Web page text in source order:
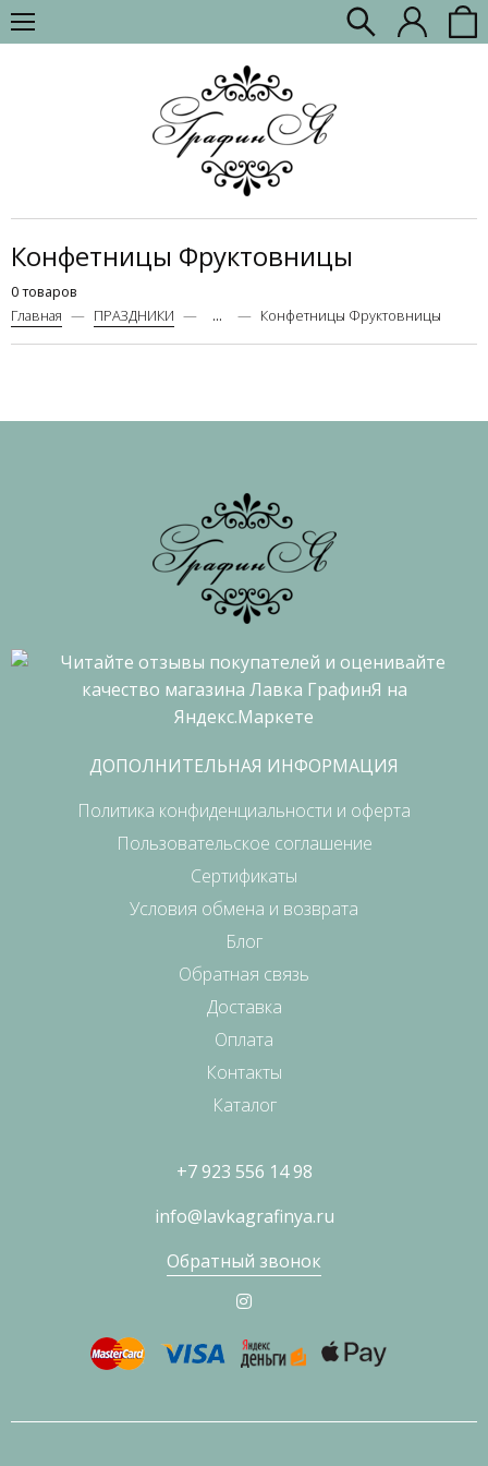
Конфетницы Фруктовницы
0 товаров
Главная
ПРАЗДНИКИ ... Конфетницы Фруктовницы
ДОПОЛНИТЕЛЬНАЯ ИНФОРМАЦИЯ
Политика конфиденциальности и оферта
Пользовательское соглашение
Сертификаты
Условия обмена и возврата
Блог
Обратная связь
Доставка
Оплата
Контакты
Каталог
+7 923 556 14 98
info@lavkagrafinya.ru
Обратный звонок